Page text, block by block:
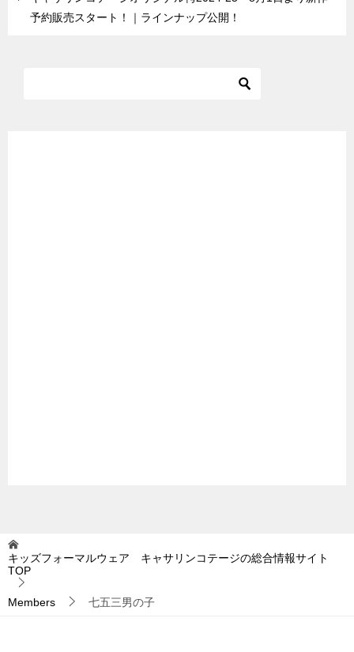
予約販売スタート！｜ラインナップ公開！
キッズフォーマルウェア キャサリンコテージの総合情報サイト
TOP
Members 七五三男の子